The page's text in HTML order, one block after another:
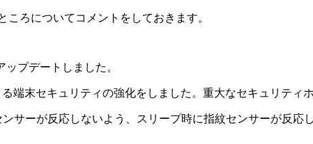
ろについてコメントをしておきます。
ップデートしました。
る端末セキュリティの強化をしました。重大なセキュリティ
ンサーが反応しないよう、スリープ時に指紋センサーが反